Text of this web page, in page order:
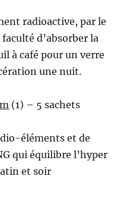
radioactive, par le
d’absorber la
à café pour un verre
une nuit.
(1) – 5 sachets
éléments et de
qui équilibre l’hyper
et soir